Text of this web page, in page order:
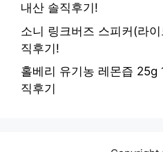
내산 솔직후기!
소니 링크버즈 스피커(라
직후기!
홀베리 유기농 레몬즙 25g
직후기